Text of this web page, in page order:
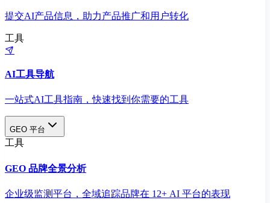
提交AI产品信息，助力产品推广和用户转化
工具
AI工具导航
一站式AI工具指南，快速找到你需要的工具
GEO 平台
工具
GEO 品牌全景分析
企业级监测平台，全域追踪品牌在 12+ AI 平台的表现